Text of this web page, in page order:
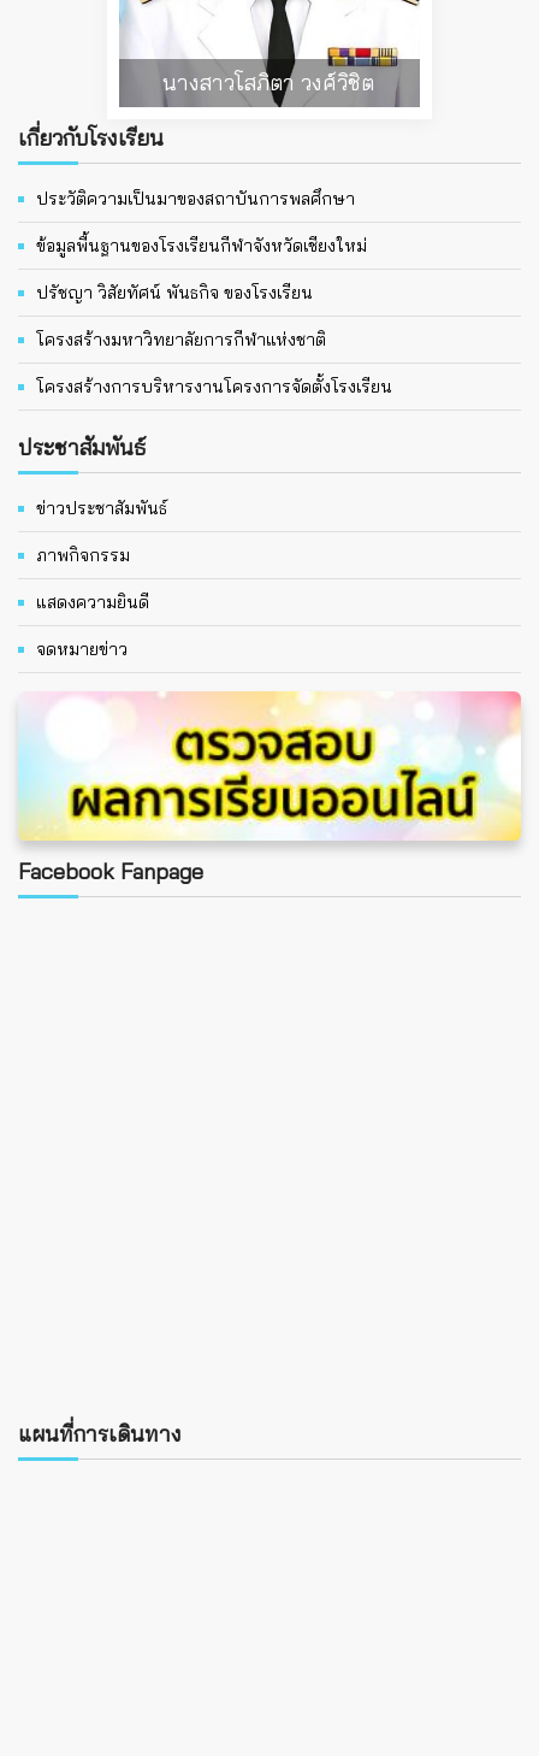
นางสาวโสภิตา วงศ์วิชิต
เกี่ยวกับโรงเรียน
ประวัติความเป็นมาของสถาบันการพลศึกษา
ข้อมูลพื้นฐานของโรงเรียนกีฬาจังหวัดเชียงใหม่
ปรัชญา วิสัยทัศน์ พันธกิจ ของโรงเรียน
โครงสร้างมหาวิทยาลัยการกีฬาแห่งชาติ
โครงสร้างการบริหารงานโครงการจัดตั้งโรงเรียน
ประชาสัมพันธ์
ข่าวประชาสัมพันธ์
ภาพกิจกรรม
แสดงความยินดี
จดหมายข่าว
Facebook Fanpage
แผนที่การเดินทาง